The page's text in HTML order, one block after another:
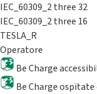
IEC_60309_2 three 32
IEC_60309_2 three 16
TESLA_R
Operatore
Be Charge
Be Charge